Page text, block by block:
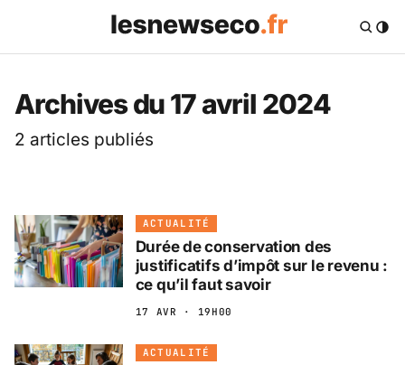
Les News Eco .fr —
Archives du 17 avril 2024
2 articles publiés
ACTUALITÉ
Durée de conservation des
justificatifs d’impôt sur le revenu :
ce qu’il faut savoir
17 AVR · 19H00
ACTUALITÉ